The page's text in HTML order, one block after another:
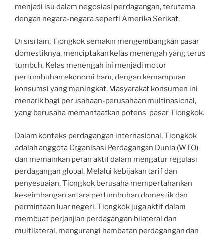
menjadi isu dalam negosiasi perdagangan, terutama
dengan negara-negara seperti Amerika Serikat.
Di sisi lain, Tiongkok semakin mengembangkan pasar
domestiknya, menciptakan kelas menengah yang terus
tumbuh. Kelas menengah ini menjadi motor
pertumbuhan ekonomi baru, dengan kemampuan
konsumsi yang meningkat. Masyarakat konsumen ini
menarik bagi perusahaan-perusahaan multinasional,
yang berusaha memanfaatkan potensi pasar Tiongkok.
Dalam konteks perdagangan internasional, Tiongkok
adalah anggota Organisasi Perdagangan Dunia (WTO)
dan memainkan peran aktif dalam mengatur regulasi
perdagangan global. Melalui kebijakan tarif dan
penyesuaian, Tiongkok berusaha mempertahankan
keseimbangan antara pertumbuhan domestik dan
permintaan luar negeri. Tiongkok juga aktif dalam
membuat perjanjian perdagangan bilateral dan
multilateral, mengurangi hambatan perdagangan dan